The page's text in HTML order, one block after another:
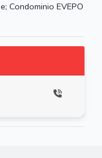
Condominio EVEPO